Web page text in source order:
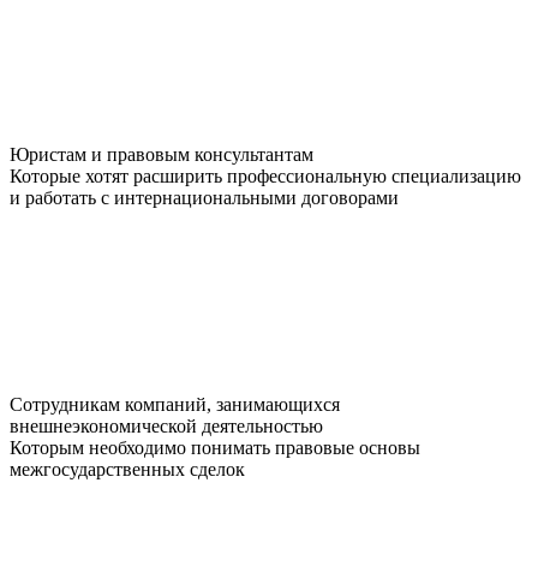
Юристам и правовым консультантам
Которые хотят расширить профессиональную специализацию
и работать с интернациональными договорами
Сотрудникам компаний, занимающихся
внешнеэкономической деятельностью
Которым необходимо понимать правовые основы
межгосударственных сделок